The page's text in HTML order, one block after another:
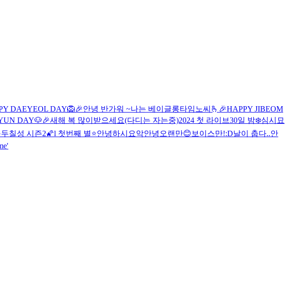
DAEYEOL DAY🦁🎉안녕 반가워 ~나는 베이글롱타임노씨🫰 🎉HAPPY JIBEOM
DAY🐶🎉새해 복 많이받으세요(다디는 자는중)2024 첫 라이브30일 밤❄️심시묘
칠성 시즌2🌠l 첫번째 별⭐안녕하시요악안녕 오랜만😊 보이스만!:D날이 춥다..안